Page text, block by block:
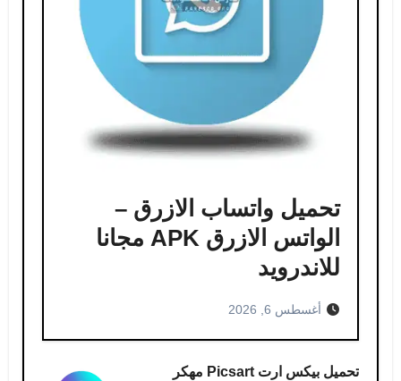
تحميل واتساب الازرق –
الواتس الازرق APK مجانا
للاندرويد
أغسطس 6, 2026
تحميل بيكس ارت Picsart مهكر